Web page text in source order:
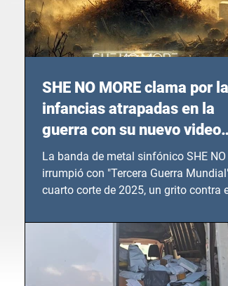
SHE NO MORE clama por
infancias atrapadas en la
guerra con su nuevo video
TERCERA GUERRA
La banda de metal sinfónico SHE NO
irrumpió con "Tercera Guerra
cuarto corte de 2025, un grito contra
en epicentros bélicos.